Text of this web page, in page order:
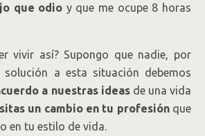
que odio y que me ocupe 8 horas
vivir así? Supongo que nadie, por
a esta situación debemos
a nuestras ideasde una vida
un cambio en tu profesiónque
en tu estilo de vida.